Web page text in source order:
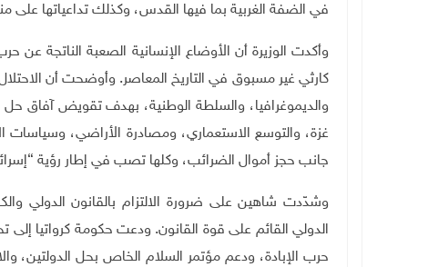
في الضفة الغربية بما فيها القدس، وكذلك تداعياتها على
وأكدت الوزيرة أن الأوضاع الإنسانية الصعبة الناتجة عن
كارثي غير مسبوق في التاريخ المعاصر. وأوضحت أن الاحتلال
والديموغرافيا، والسلطة الوطنية، بهدف تقويض آفاق حل
غزة، والتوسع الاستعماري، ومصادرة الأراضي، وسياسات
جانب حجز أموال الضرائب، وكلها تصب في إطار رؤية
وشدّدت شاهين على ضرورة الالتزام بالقانون الدولي
الدولي القائم على قوة القانون. ودعت حكومة كرواتيا إلى
حرب الإبادة، ودعم مؤتمر السلام الخاص بحل الدولتين،